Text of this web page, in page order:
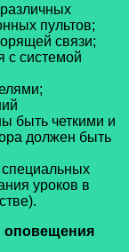
пультов;
связи;
системой
быть четкими и
должен быть
уроков в
оповещения